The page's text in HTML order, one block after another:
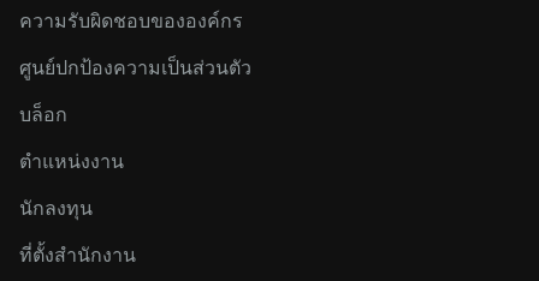
ความรับผิดชอบขององค์กร
ศูนย์ปกป้องความเป็นส่วนตัว
บล็อก
ตำแหน่งงาน
นักลงทุน
ที่ตั้งสำนักงาน